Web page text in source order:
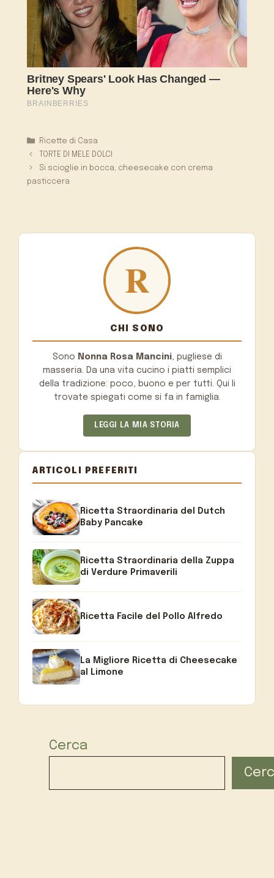
Categorie
Ricette di Casa
TORTE DI MELE DOLCI
Si scioglie in bocca, cheesecake con crema
pasticcera
CHI SONO
Sono Nonna Rosa Mancini, pugliese di
masseria. Da una vita cucino i piatti semplici
della tradizione: poco, buono e per tutti. Qui li
trovate spiegati come si fa in famiglia.
LEGGI LA MIA STORIA
ARTICOLI PREFERITI
Ricetta Straordinaria del Dutch
Baby Pancake
Ricetta Straordinaria della Zuppa
di Verdure Primaverili
Ricetta Facile del Pollo Alfredo
La Migliore Ricetta di Cheesecake
al Limone
Cerca